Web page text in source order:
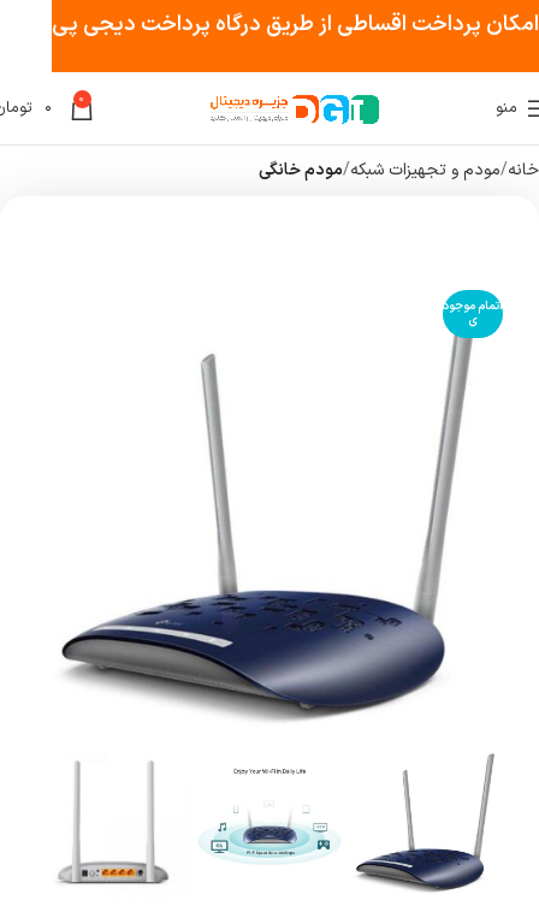
منو 0 ۰
خانه مودم و تجهیزات شبکه مودم خانگی
اتمام موجود
ی
امکان پرداخت اقساطی از طریق درگاه پرداخت دیجی پی